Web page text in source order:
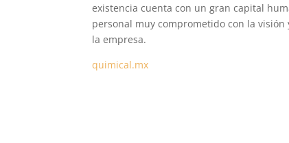
existencia cuenta con un gran capital
personal muy comprometido con la visión
la empresa.
quimical.mx